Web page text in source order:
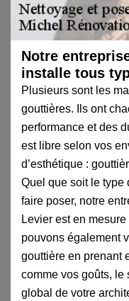
Notre
installe tous
Plusieurs sont les
gouttières. Ils ont
performance et des
est libre selon vos
d’esthétique :
Quel que soit le type
faire poser, notre
Levier est en
pouvons également
gouttière en prenant
comme vos goûts, le
global de votre